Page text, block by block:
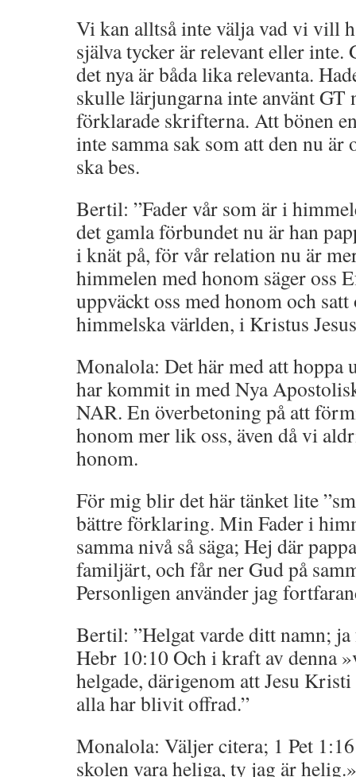
Vi kan alltså inte välja vad vi vill
själva tycker är relevant eller inte.
det nya är båda lika relevanta.
skulle lärjungarna inte använt GT
förklarade skrifterna. Att bönen
inte samma sak som att den nu
ska bes.
Bertil: ”Fader vår som är i
det gamla förbundet nu är han
i knät på, för vår relation nu är
himmelen med honom säger oss
uppväckt oss med honom och
himmelska världen, i Kristus
Monalola: Det här med att hoppa
har kommit in med Nya
NAR. En överbetoning på att
honom mer lik oss, även då vi
honom.
För mig blir det här tänket lite
bättre förklaring. Min Fader i
samma nivå så säga; Hej där
familjärt, och får ner Gud på
Personligen använder jag
Bertil: ”Helgat varde ditt namn;
Hebr 10:10 Och i kraft av denna
helgade, därigenom att Jesu
alla har blivit offrad.”
Monalola: Väljer citera; 1 Pet
skolen vara heliga, ty jag är